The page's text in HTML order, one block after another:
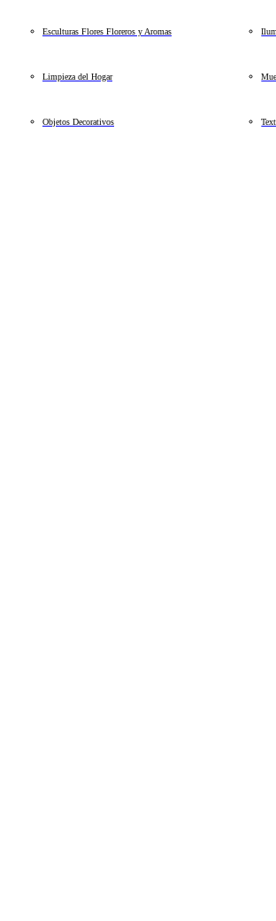
Esculturas Flores Floreros y Aromas
Limpieza del Hogar
Objetos Decorativos